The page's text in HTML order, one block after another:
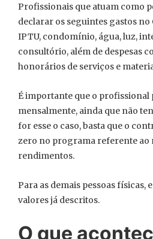
Profissionais que atuam como
declarar os seguintes gastos no
IPTU, condomínio, água, luz,
consultório, além de despesas
honorários de serviços e
É importante que o profissional
mensalmente, ainda que não
for esse o caso, basta que o
zero no programa referente ao
rendimentos.
Para as demais pessoas físicas,
valores já descritos.
O que